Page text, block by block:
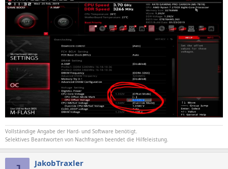
Vollständige Angabe der Hard- und Software benötigt.
Selektives Beantworten von Nachfragen beendet die Hilfeleistung.
JakobTraxler